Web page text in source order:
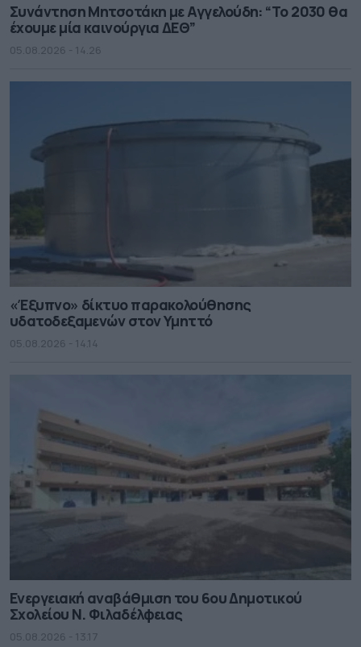
Συνάντηση Μητσοτάκη με Αγγελούδη: “Το 2030 θα
έχουμε μία καινούργια ΔΕΘ”
05.08.2026 - 14.26
«Έξυπνο» δίκτυο παρακολούθησης
υδατοδεξαμενών στον Υμηττό
05.08.2026 - 14.14
Ενεργειακή αναβάθμιση του 6ου Δημοτικού
Σχολείου Ν. Φιλαδέλφειας
05.08.2026 - 13.17